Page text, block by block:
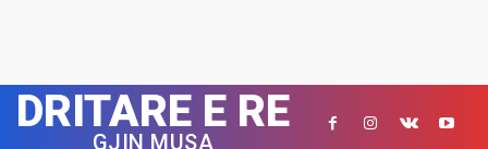
DRITARE E RE
GJIN MUSA